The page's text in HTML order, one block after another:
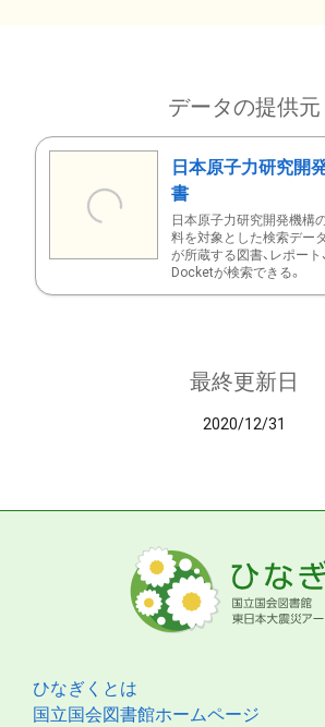
データの提供元
日本原子力研究開
書
日本原子力研究開発機構
料を対象とした検索デー
が所蔵する図書、レポート
Docketが検索できる。
最終更新日
2020/12/31
ひなぎくとは
国立国会図書館ホームページ